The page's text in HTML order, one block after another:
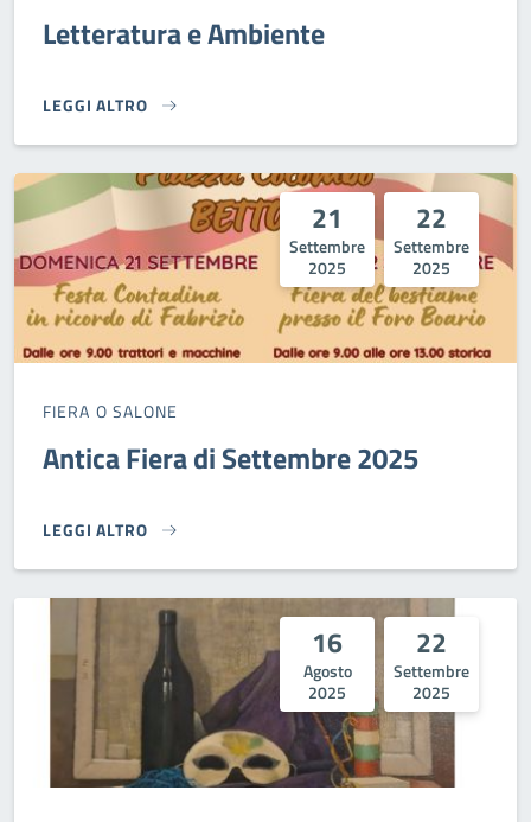
Letteratura e Ambiente
LEGGI ALTRO
LETTERATURA E AMBIENTE}
21
Settembre
2025
22
Settembre
2025
FIERA O SALONE
Antica Fiera di Settembre 2025
LEGGI ALTRO
ANTICA FIERA DI SETTEMBRE 2025}
16
Agosto
2025
22
Settembre
2025